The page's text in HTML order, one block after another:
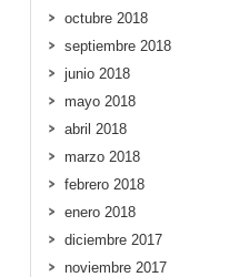
octubre 2018
septiembre 2018
junio 2018
mayo 2018
abril 2018
marzo 2018
febrero 2018
enero 2018
diciembre 2017
noviembre 2017